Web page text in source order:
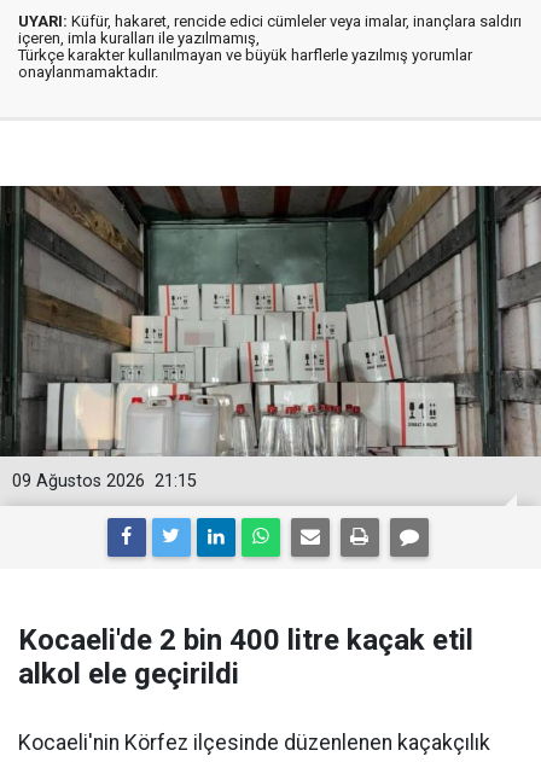
UYARI: Küfür, hakaret, rencide edici cümleler veya imalar, inançlara saldırı
içeren, imla kuralları ile yazılmamış,
Türkçe karakter kullanılmayan ve büyük harflerle yazılmış yorumlar
onaylanmamaktadır.
21:15
09 Ağustos 2026
Kocaeli'de 2 bin 400 litre kaçak etil
alkol ele geçirildi
Kocaeli'nin Körfez ilçesinde düzenlenen kaçakçılık